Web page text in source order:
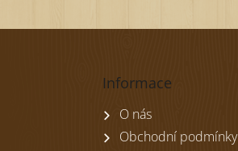
Informace
O nás
Obchodní podmínky